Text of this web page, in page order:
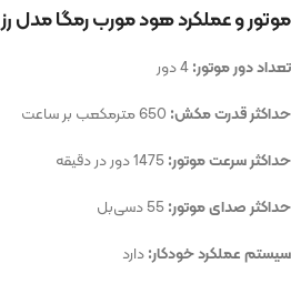
موتور و عملکرد هود مورب رمگا مدل رز
تعداد دور موتور:
حداکثر قدرت مکش:
حداکثر سرعت موتور:
حداکثر صدای موتور:
سیستم عملکرد خودکار:دارد